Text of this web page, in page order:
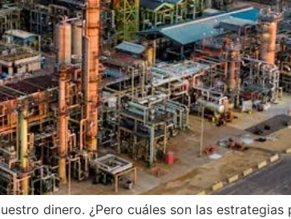
dinero. ¿Pero cuáles son las